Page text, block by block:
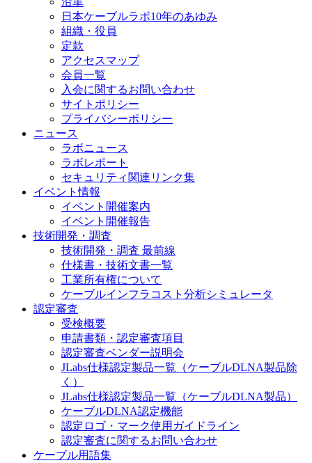
日本ケーブルラボ10年のあゆみ
組織・役員
定款
アクセスマップ
会員一覧
入会に関するお問い合わせ
サイトポリシー
プライバシーポリシー
ニュース
ラボニュース
ラボレポート
セキュリティ関連リンク集
イベント情報
イベント開催案内
イベント開催報告
技術開発・調査
技術開発・調査 最前線
仕様書・技術文書一覧
工業所有権について
ケーブルインフラコスト分析シミュレータ
認定審査
受検概要
申請書類・認定審査項目
認定審査ベンダー説明会
JLabs仕様認定製品一覧（ケーブルDLNA製品除
く）
JLabs仕様認定製品一覧（ケーブルDLNA製品）
ケーブルDLNA認定機能
認定ロゴ・マーク使用ガイドライン
認定審査に関するお問い合わせ
ケーブル用語集